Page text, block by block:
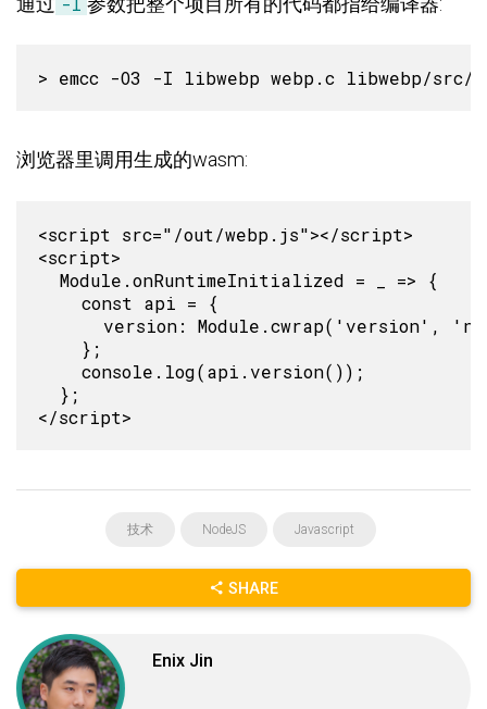
浏览器里调用生成的wasm:
<script src="/out/webp.js"></script>
<script>
  Module.onRuntimeInitialized = _ => {
    const api = {
version: Module.cwrap('version',
    };
    console.log(api.version());
  };
技术 NodeJS Javascript
SHARE
Enix Jin